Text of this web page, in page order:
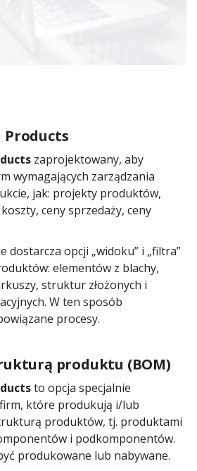
zaprojektowany, aby
wymagających zarządzania
jak: projekty produktów,
ceny sprzedaży, ceny
dostarcza opcji „widoku” i „filtra”
elementów z blachy,
struktur złożonych i
W ten sposób
procesy.
produktu (BOM)
to opcja specjalnie
które produkują i/lub
produktów, tj. produktami
i podkomponentów.
produkowane lub nabywane.